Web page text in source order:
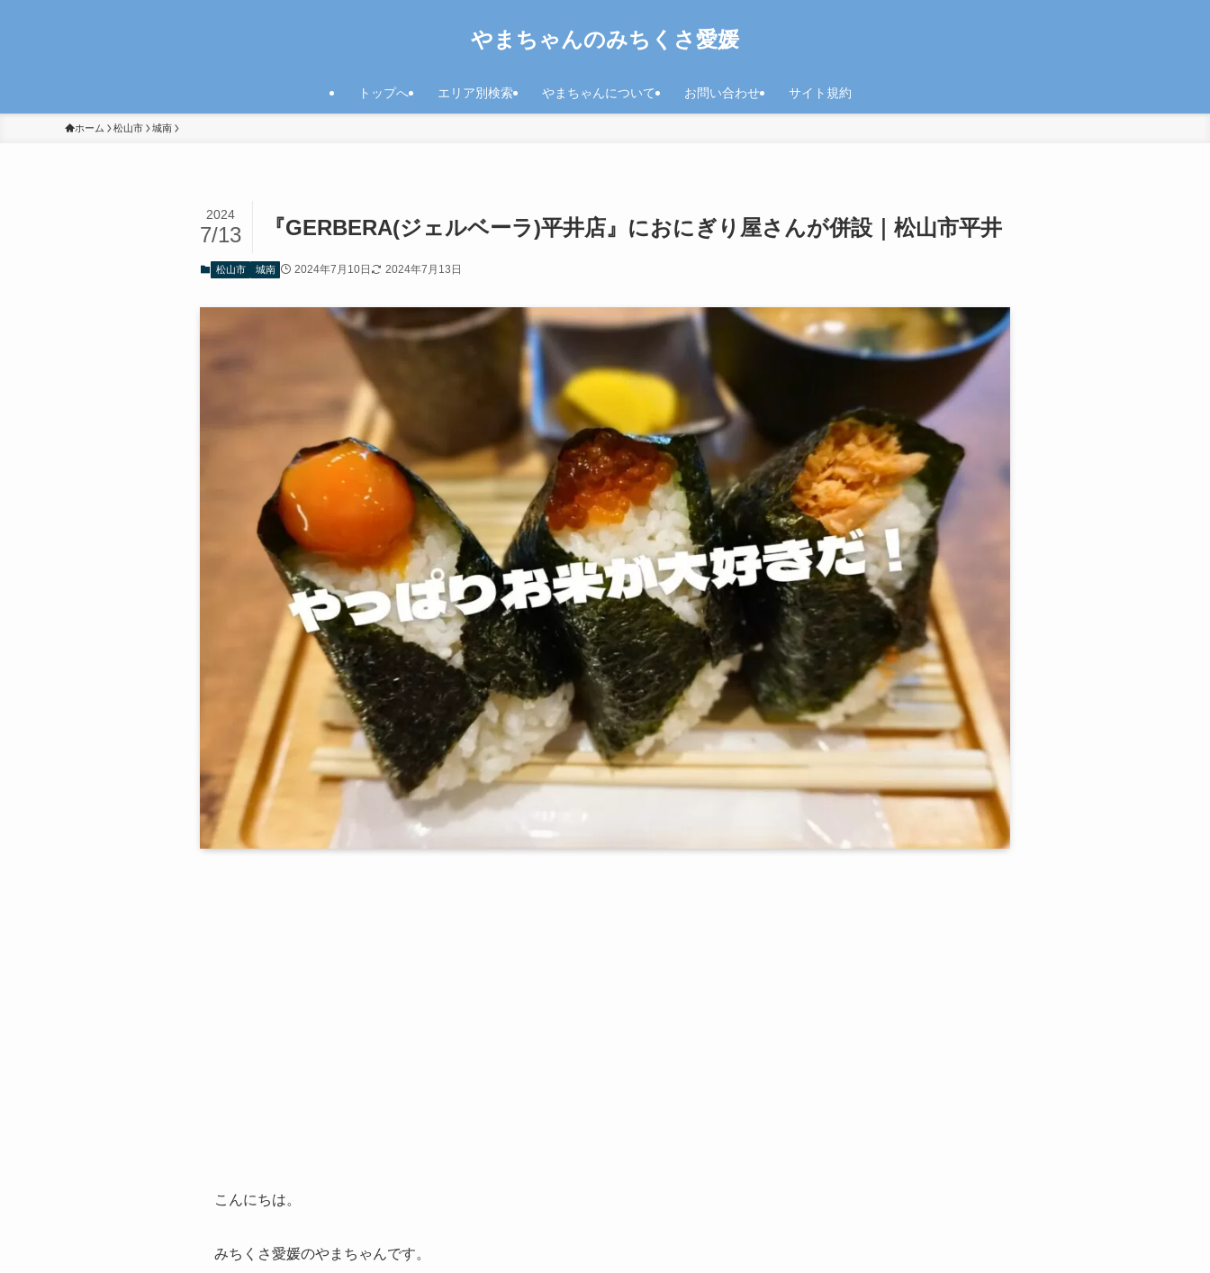
やまちゃんのみちくさ愛媛
トップへ エリア別検索 やまちゃんについて お問い合わせ サイト規約
ホーム 松山市 城南
『GERBERA(ジェルベーラ)平井店』におにぎり屋さんが併設｜松山市平井
2024
7/13
松山市 城南 2024年7月10日 2024年7月13日
こんにちは。
みちくさ愛媛のやまちゃんです。